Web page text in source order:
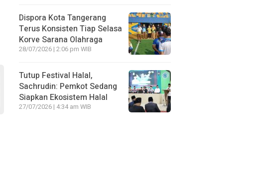
Dispora Kota Tangerang
Terus Konsisten Tiap Selasa
Korve Sarana Olahraga
28/07/2026 | 2:06 pm WIB
Tutup Festival Halal,
Sachrudin: Pemkot Sedang
Siapkan Ekosistem Halal
27/07/2026 | 4:34 am WIB